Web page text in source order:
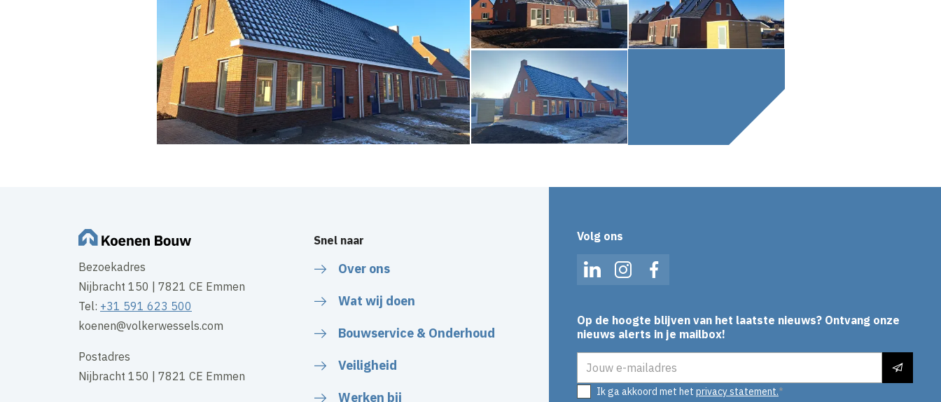
Bezoekadres
Nijbracht 150 | 7821 CE Emmen
Tel: +31 591 623 500
koenen@volkerwessels.com
Postadres
Nijbracht 150 | 7821 CE Emmen
Snel naar
Over ons
Wat wij doen
Bouwservice & Onderhoud
Veiligheid
Werken bij
Volg ons
LinkedInInstagramFacebook
Op de hoogte blijven van het laatste nieuws? Ontvang onze
nieuws alerts in je mailbox!
Ik ga akkoord met het privacy statement.